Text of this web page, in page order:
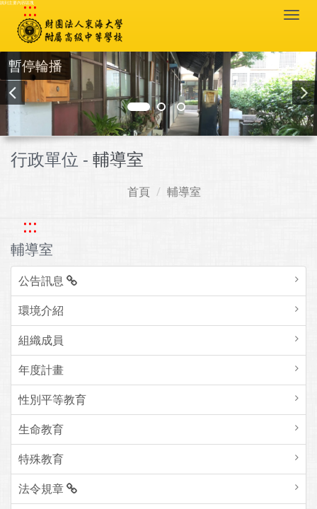
跳到主要內容區塊
:::
暫停輪播
行政單位 - 輔導室
首頁 輔導室
:::
輔導室
公告訊息
環境介紹
組織成員
年度計畫
性別平等教育
生命教育
特殊教育
法令規章